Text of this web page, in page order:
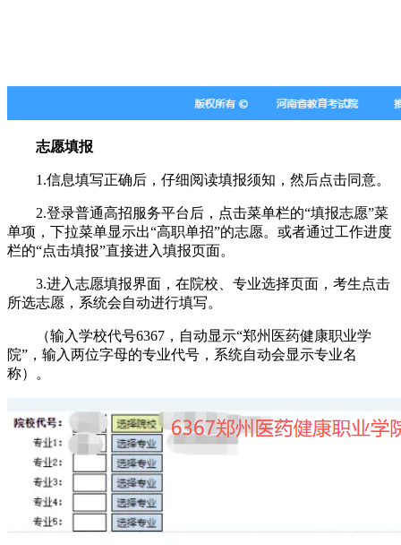
志愿填报
1.信息填写正确后，仔细阅读填报须知，然后点击同意。
2.登录普通高招服务平台后，点击菜单栏的“填报志愿”菜
单项，下拉菜单显示出“高职单招”的志愿。或者通过工作进度
栏的“点击填报”直接进入填报页面。
3.进入志愿填报界面，在院校、专业选择页面，考生点击
所选志愿，系统会自动进行填写。
（输入学校代号6367，自动显示“郑州医药健康职业学
院”，输入两位字母的专业代号，系统自动会显示专业名
称）。